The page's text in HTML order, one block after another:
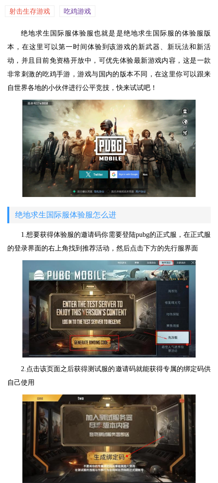
射击生存游戏 吃鸡游戏
绝地求生国际服体验服也就是是绝地求生国际服的体验服版
本，在这里可以第一时间体验到该游戏的新武器、新玩法和新活
动，并且目前免资格开放中，可优先体验最新游戏内容，这是一款
非常刺激的吃鸡手游，游戏与国内的版本不同，在这里你可以跟来
自世界各地的小伙伴进行公平竞技，快来试试吧！
绝地求生国际服体验服怎么进
1.想要获得体验服的邀请码你需要登陆pubg的正式服，在正式服
的登录界面的右上角找到推荐活动，然后点击下方的先行服界面
2.点击该页面之后获得测试服的邀请码就能获得专属的绑定码供
自己使用